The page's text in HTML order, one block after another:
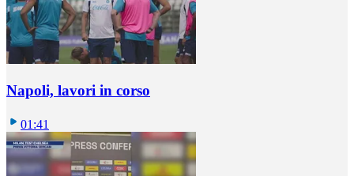
Napoli, lavori in corso
01:41